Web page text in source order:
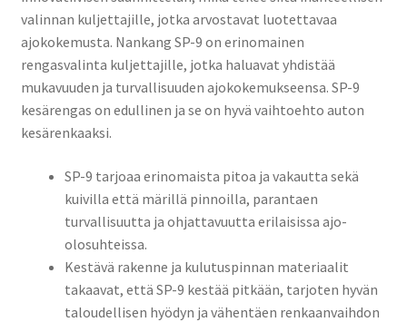
valinnan kuljettajille, jotka arvostavat luotettavaa
ajokokemusta. Nankang SP-9 on erinomainen
rengasvalinta kuljettajille, jotka haluavat yhdistää
mukavuuden ja turvallisuuden ajokokemukseensa. SP-9
kesärengas on edullinen ja se on hyvä vaihtoehto auton
kesärenkaaksi.
SP-9 tarjoaa erinomaista pitoa ja vakautta sekä
kuivilla että märillä pinnoilla, parantaen
turvallisuutta ja ohjattavuutta erilaisissa ajo-
olosuhteissa.
Kestävä rakenne ja kulutuspinnan materiaalit
takaavat, että SP-9 kestää pitkään, tarjoten hyvän
taloudellisen hyödyn ja vähentäen renkaanvaihdon